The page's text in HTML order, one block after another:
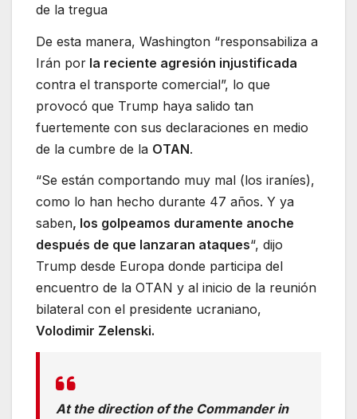
de la tregua
De esta manera, Washington “responsabiliza a
Irán por la reciente agresión injustificada
contra el transporte comercial”, lo que
provocó que Trump haya salido tan
fuertemente con sus declaraciones en medio
de la cumbre de la OTAN.
“Se están comportando muy mal (los iraníes),
como lo han hecho durante 47 años. Y ya
saben, los golpeamos duramente anoche
después de que lanzaran ataques“, dijo
Trump desde Europa donde participa del
encuentro de la OTAN y al inicio de la reunión
bilateral con el presidente ucraniano,
Volodimir Zelenski.
At the direction of the Commander in